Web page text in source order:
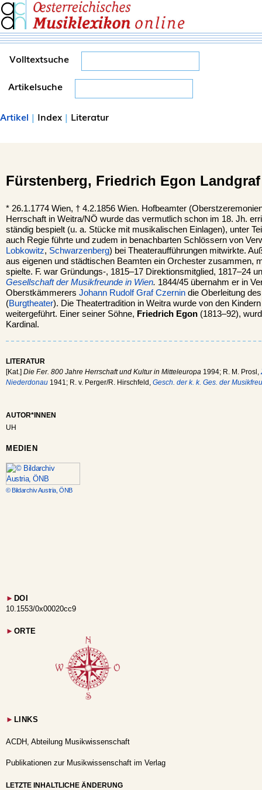
Volltextsuche
Artikelsuche
Artikel | Index | Literatur
Fürstenberg, Friedrich Egon
* 26.1.1774 Wien, † 4.2.1856 Wien. Hofbeamter
Herrschaft in Weitra/NÖ wurde das vermutlich schon im 18. Jh.
ständig bespielt (u. a. Stücke mit musikalischen Einlagen), unter
auch Regie führte und zudem in benachbarten Schlössern von
Lobkowitz, Schwarzenberg) bei Theateraufführungen mitwirkte.
aus eigenen und städtischen Beamten ein Orchester zusammen,
spielte. F. war Gründungs-, 1815–17 Direktionsmitglied, 1817–24
Gesellschaft der Musikfreunde in Wien. 1844/45 übernahm er in
Oberstkämmerers Johann Rudolf Graf Czernin die Oberleitung
(Burgtheater). Die Theatertradition in Weitra wurde von den
weitergeführt. Einer seiner Söhne, Friedrich Egon (1813–92),
Kardinal.
LITERATUR
[Kat.] Die F.er. 800 Jahre Herrschaft und Kultur in Mitteleuropa 1994; R. M. Prosl,
Niederdonau 1941; R. v. Perger/R. Hirschfeld, Gesch. der k. k. Ges. der
AUTOR*INNEN
UH
MEDIEN
© Bildarchiv Austria, ÖNB
► DOI
10.1553/0x00020cc9
► ORTE
► LINKS
ACDH, Abteilung Musikwissenschaft
Publikationen zur Musikwissenschaft im Verlag
LETZTE INHALTLICHE ÄNDERUNG